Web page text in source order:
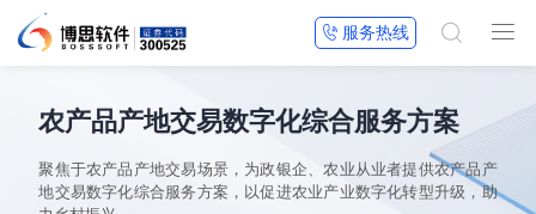

 服务热线 
农产品产地交易数字化综合服务方案
聚焦于农产品产地交易场景，为政银企、农业从业者提供农产品产
地交易数字化综合服务方案，以促进农业产业数字化转型升级，助